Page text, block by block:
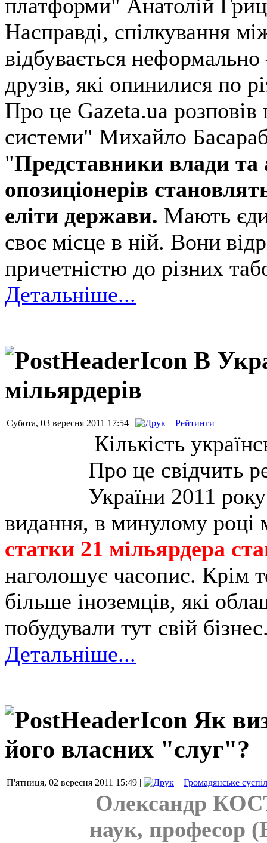
платформи" Анатолій
Насправді, спілкування
відбувається
друзів, які опинилися по
Про це Gazeta.ua
системи" Михайло
"Представники влади та
опозиціонерів
еліти держави. Мають
своє місце в ній. Вони
причетністю до різних
Детальніше...
В
мільярдерів
Субота, 03 вересня 2011 17:54 | Рейтинги
Кількість
Про це свідчить
України 2011
видання, в минулому році
статки 21 мільярдера
наголошує часопис. Крім
більше іноземців, які
побудували тут свій
Детальніше...
Як
його власних "слуг"?
П'ятниця, 02 вересня 2011 15:49 | Громадянське
Олександр
наук,